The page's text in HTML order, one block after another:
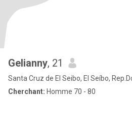
Gelianny, 21
Santa Cruz de El Seibo, El Seíbo,
Cherchant: Homme 70 - 80